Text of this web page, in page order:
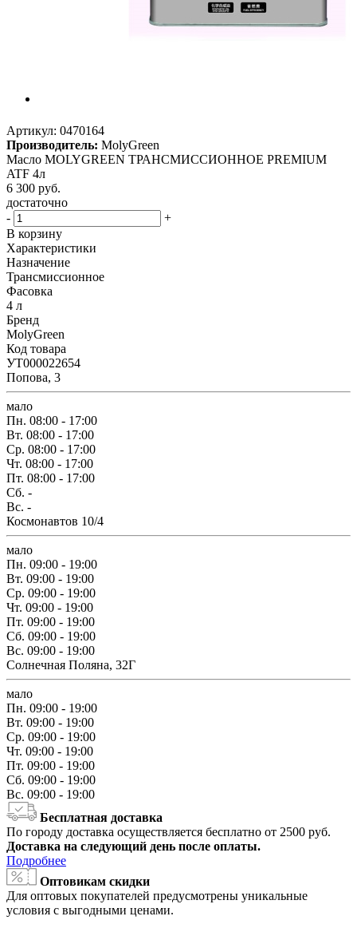
Артикул: 0470164
Производитель: MolyGreen
Масло MOLYGREEN ТРАНСМИССИОННОЕ PREMIUM
ATF 4л
6 300 руб.
достаточно
-
+
В корзину
Характеристики
Назначение
Трансмиссионное
Фасовка
4 л
Бренд
MolyGreen
Код товара
УТ000022654
Попова, 3
мало
Пн. 08:00 - 17:00
Вт. 08:00 - 17:00
Ср. 08:00 - 17:00
Чт. 08:00 - 17:00
Пт. 08:00 - 17:00
Сб. -
Вс. -
Космонавтов 10/4
мало
Пн. 09:00 - 19:00
Вт. 09:00 - 19:00
Ср. 09:00 - 19:00
Чт. 09:00 - 19:00
Пт. 09:00 - 19:00
Сб. 09:00 - 19:00
Вс. 09:00 - 19:00
Солнечная Поляна, 32Г
мало
Пн. 09:00 - 19:00
Вт. 09:00 - 19:00
Ср. 09:00 - 19:00
Чт. 09:00 - 19:00
Пт. 09:00 - 19:00
Сб. 09:00 - 19:00
Вс. 09:00 - 19:00
Бесплатная доставка
По городу доставка осуществляется бесплатно от 2500 руб.
Доставка на следующий день после оплаты.
Подробнее
Оптовикам скидки
Для оптовых покупателей предусмотрены уникальные
условия с выгодными ценами.